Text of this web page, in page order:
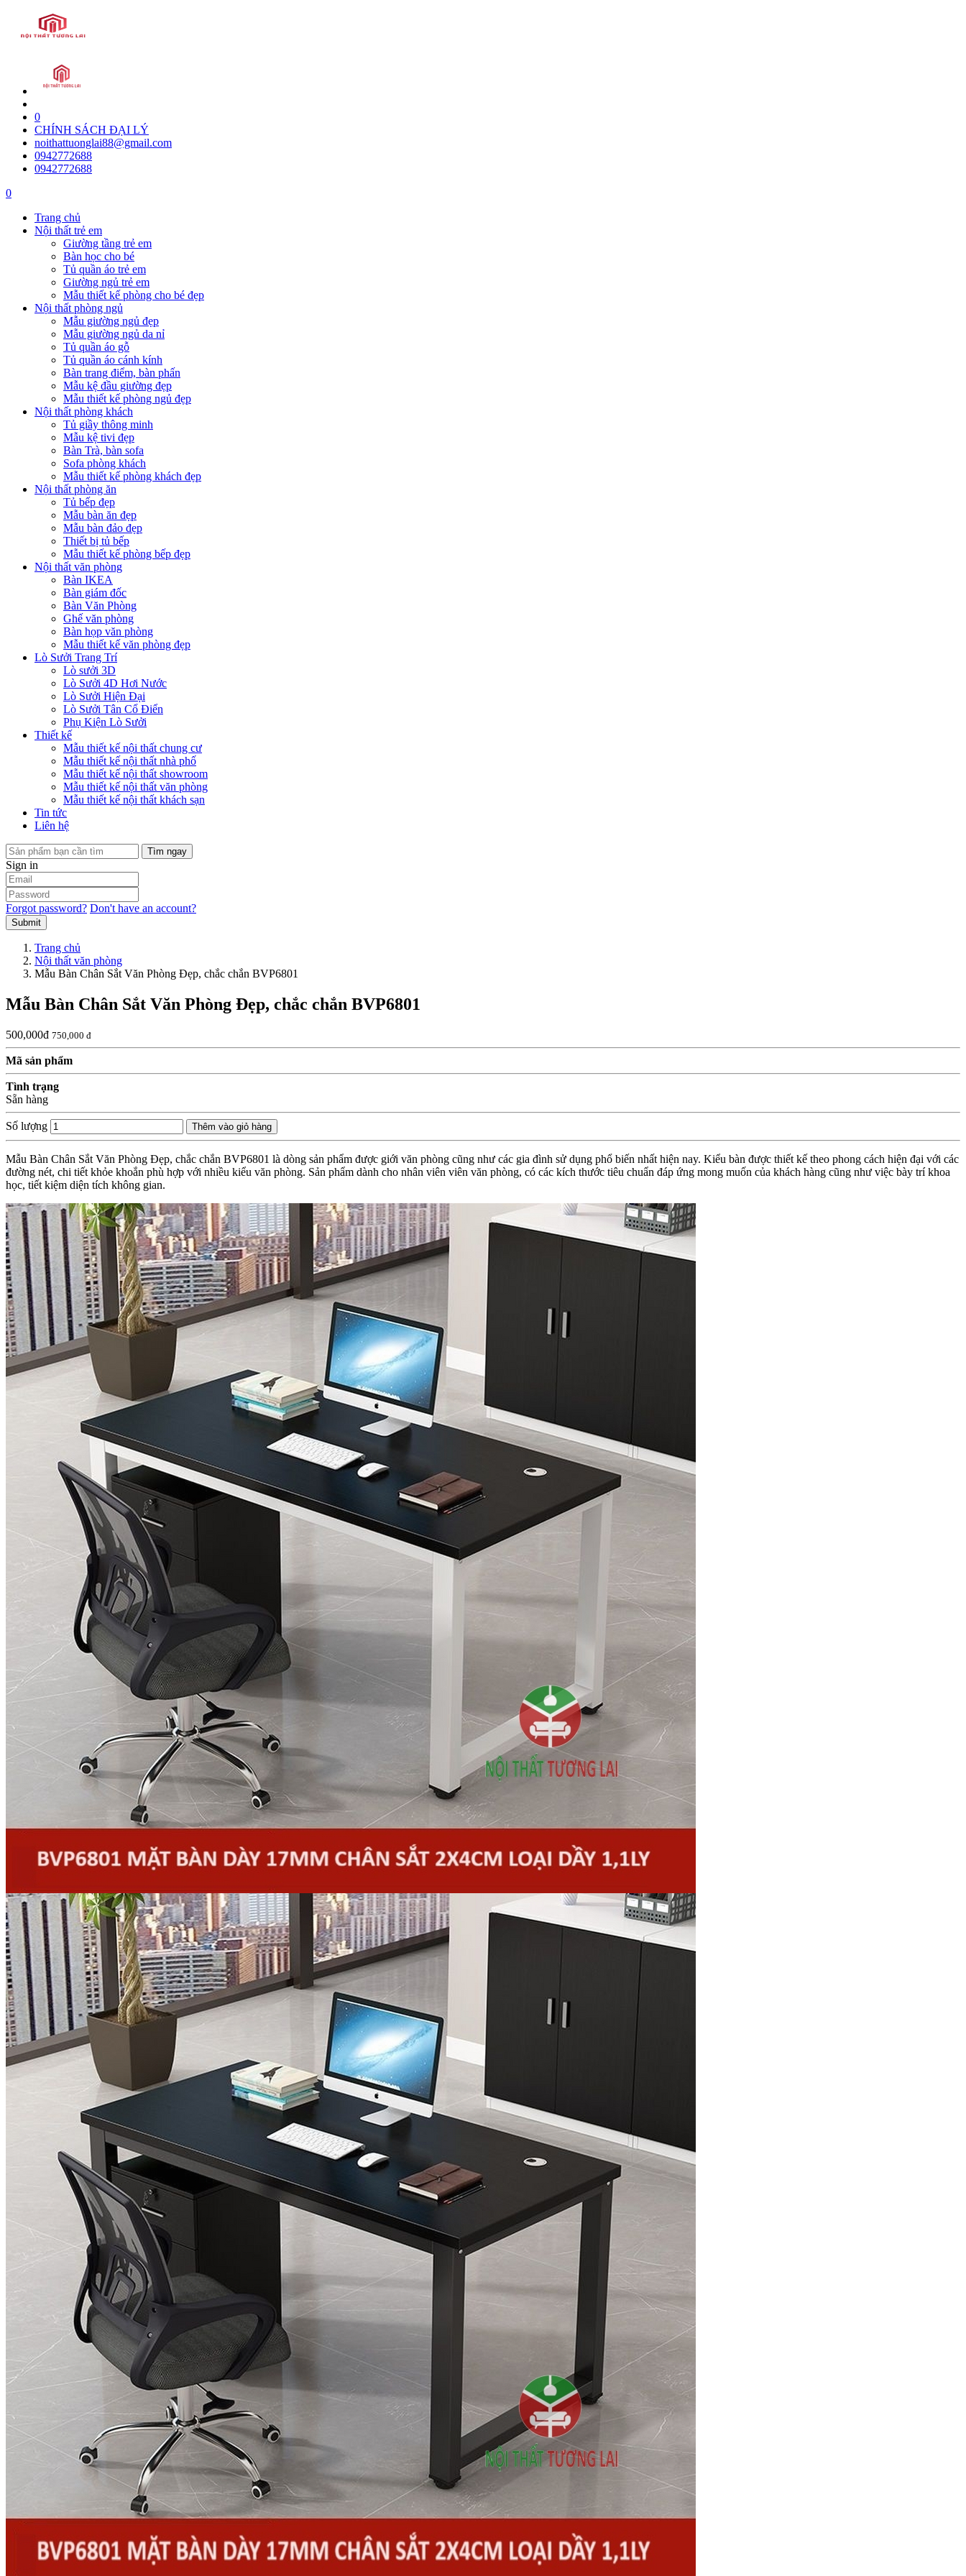
0
CHÍNH SÁCH ĐẠI LÝ
noithattuonglai88@gmail.com
0942772688
0942772688
0
Trang chủ
Nội thất trẻ em
Giường tầng trẻ em
Bàn học cho bé
Tủ quần áo trẻ em
Giường ngủ trẻ em
Mẫu thiết kế phòng cho bé đẹp
Nội thất phòng ngủ
Mẫu giường ngủ đẹp
Mẫu giường ngủ da nỉ
Tủ quần áo gỗ
Tủ quần áo cánh kính
Bàn trang điểm, bàn phấn
Mẫu kệ đầu giường đẹp
Mẫu thiết kế phòng ngủ đẹp
Nội thất phòng khách
Tủ giầy thông minh
Mẫu kệ tivi đẹp
Bàn Trà, bàn sofa
Sofa phòng khách
Mẫu thiết kế phòng khách đẹp
Nội thất phòng ăn
Tủ bếp đẹp
Mẫu bàn ăn đẹp
Mẫu bàn đảo đẹp
Thiết bị tủ bếp
Mẫu thiết kế phòng bếp đẹp
Nội thất văn phòng
Bàn IKEA
Bàn giám đốc
Bàn Văn Phòng
Ghế văn phòng
Bàn họp văn phòng
Mẫu thiết kế văn phòng đẹp
Lò Sưởi Trang Trí
Lò sưởi 3D
Lò Sưởi 4D Hơi Nước
Lò Sưởi Hiện Đại
Lò Sưởi Tân Cổ Điển
Phụ Kiện Lò Sưởi
Thiết kế
Mẫu thiết kế nội thất chung cư
Mẫu thiết kế nội thất nhà phố
Mẫu thiết kế nội thất showroom
Mẫu thiết kế nội thất văn phòng
Mẫu thiết kế nội thất khách sạn
Tin tức
Liên hệ
Tìm ngay
Sign in
Forgot password? Don't have an account?
Submit
Trang chủ
Nội thất văn phòng
Mẫu Bàn Chân Sắt Văn Phòng Đẹp, chắc chắn BVP6801
Mẫu Bàn Chân Sắt Văn Phòng Đẹp, chắc chắn BVP6801
500,000đ 750,000 đ
Mã sản phẩm
Tình trạng
Sẵn hàng
Số lượng Thêm vào giỏ hàng
Mẫu Bàn Chân Sắt Văn Phòng Đẹp, chắc chắn BVP6801 là dòng sản phẩm được giới văn phòng cũng như các gia đình sử dụng phổ biến nhất hiện nay. Kiểu bàn được thiết kế theo phong cách hiện đại với các
đường nét, chi tiết khỏe khoắn phù hợp với nhiều kiểu văn phòng. Sản phẩm dành cho nhân viên viên văn phòng, có các kích thước tiêu chuẩn đáp ứng mong muốn của khách hàng cũng như việc bày trí khoa
học, tiết kiệm diện tích không gian.